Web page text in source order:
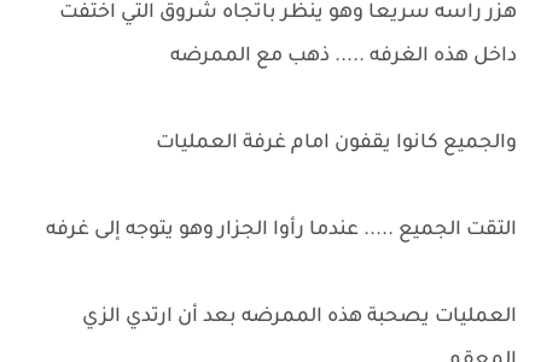
هزر راسه سريعا وهو ينظر باتجاه شروق التي اختفت
داخل هذه الغرفه ..... ذهب مع الممرضه
والجميع كانوا يقفون امام غرفة العمليات
التقت الجميع ..... عندما رأوا الجزار وهو يتوجه إلى غرفه
العمليات يصحبة هذه الممرضه بعد أن ارتدي الزي